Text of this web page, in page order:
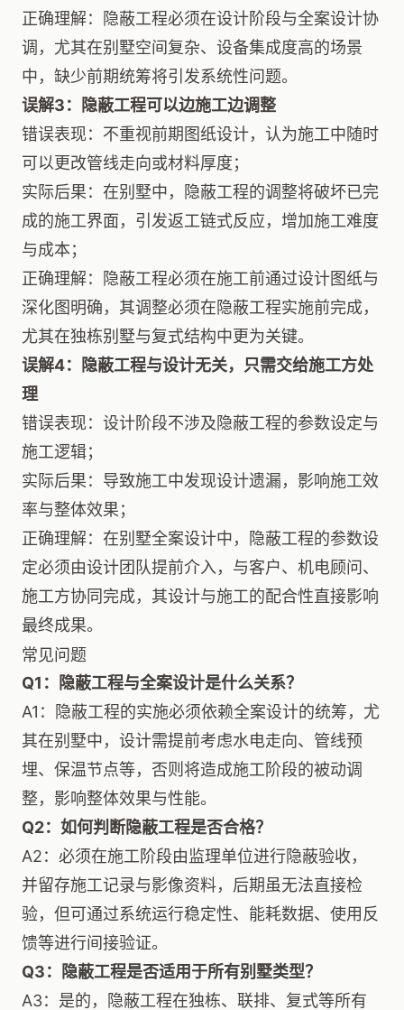
正确理解：隐蔽工程必须在设计阶段与全案设计协
调，尤其在别墅空间复杂、设备集成度高的场景
中，缺少前期统筹将引发系统性问题。
误解3：隐蔽工程可以边施工边调整
错误表现：不重视前期图纸设计，认为施工中随时
可以更改管线走向或材料厚度；
实际后果：在别墅中，隐蔽工程的调整将破坏已完
成的施工界面，引发返工链式反应，增加施工难度
与成本；
正确理解：隐蔽工程必须在施工前通过设计图纸与
深化图明确，其调整必须在隐蔽工程实施前完成，
尤其在独栋别墅与复式结构中更为关键。
误解4：隐蔽工程与设计无关，只需交给施工方处
理
错误表现：设计阶段不涉及隐蔽工程的参数设定与
施工逻辑；
实际后果：导致施工中发现设计遗漏，影响施工效
率与整体效果；
正确理解：在别墅全案设计中，隐蔽工程的参数设
定必须由设计团队提前介入，与客户、机电顾问、
施工方协同完成，其设计与施工的配合性直接影响
最终成果。
常见问题
Q1：隐蔽工程与全案设计是什么关系？
A1：隐蔽工程的实施必须依赖全案设计的统筹，尤
其在别墅中，设计需提前考虑水电走向、管线预
埋、保温节点等，否则将造成施工阶段的被动调
整，影响整体效果与性能。
Q2：如何判断隐蔽工程是否合格？
A2：必须在施工阶段由监理单位进行隐蔽验收，
并留存施工记录与影像资料，后期虽无法直接检
验，但可通过系统运行稳定性、能耗数据、使用反
馈等进行间接验证。
Q3：隐蔽工程是否适用于所有别墅类型？
A3：是的，隐蔽工程在独栋、联排、复式等所有